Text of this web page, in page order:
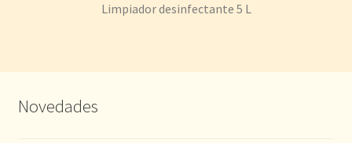
Limpiador desinfectante 5 L
Novedades